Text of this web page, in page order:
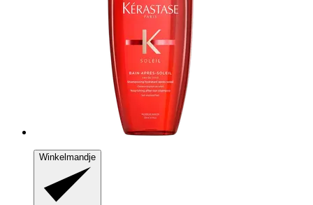
Winkelmandje